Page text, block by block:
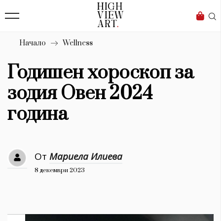
Бизнес
Мода
Dialogue
Изкуство
4340
Красота
Дизайн
Книги
Начало Wellness
Годишен хороскоп за
зодия Овен 2024
година
От Мариела Илиева
8 декември 2023